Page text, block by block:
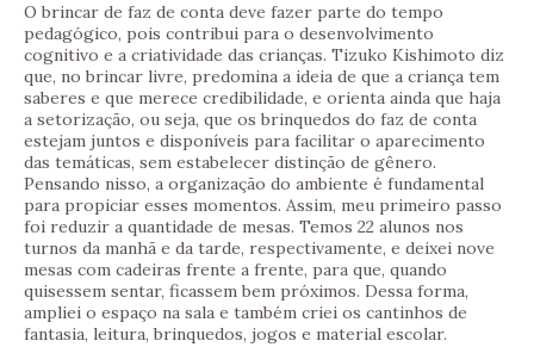
O brincar de faz de conta deve fazer parte do tempo
pedagógico, pois contribui para o desenvolvimento
cognitivo e a criatividade das crianças. Tizuko Kishimoto diz
que, no brincar livre, predomina a ideia de que a criança tem
saberes e que merece credibilidade, e orienta ainda que haja
a setorização, ou seja, que os brinquedos do faz de conta
estejam juntos e disponíveis para facilitar o aparecimento
das temáticas, sem estabelecer distinção de gênero.
Pensando nisso, a organização do ambiente é fundamental
para propiciar esses momentos. Assim, meu primeiro passo
foi reduzir a quantidade de mesas. Temos 22 alunos nos
turnos da manhã e da tarde, respectivamente, e deixei nove
mesas com cadeiras frente a frente, para que, quando
quisessem sentar, ficassem bem próximos. Dessa forma,
ampliei o espaço na sala e também criei os cantinhos de
fantasia, leitura, brinquedos, jogos e material escolar.